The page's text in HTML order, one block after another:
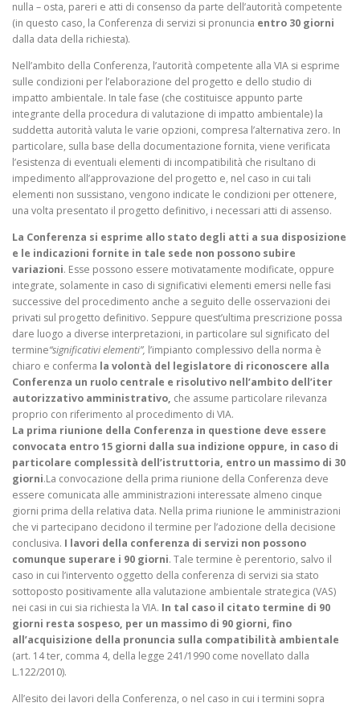
nulla – osta, pareri e atti di consenso da parte dell’autorità competente
(in questo caso, la Conferenza di servizi si pronuncia entro 30 giorni
dalla data della richiesta).
Nell’ambito della Conferenza, l’autorità competente alla VIA si esprime
sulle condizioni per l’elaborazione del progetto e dello studio di
impatto ambientale. In tale fase (che costituisce appunto parte
integrante della procedura di valutazione di impatto ambientale) la
suddetta autorità valuta le varie opzioni, compresa l’alternativa zero. In
particolare, sulla base della documentazione fornita, viene verificata
l’esistenza di eventuali elementi di incompatibilità che risultano di
impedimento all’approvazione del progetto e, nel caso in cui tali
elementi non sussistano, vengono indicate le condizioni per ottenere,
una volta presentato il progetto definitivo, i necessari atti di assenso.
La Conferenza si esprime allo stato degli atti a sua disposizione
e le indicazioni fornite in tale sede non possono subire
variazioni. Esse possono essere motivatamente modificate, oppure
integrate, solamente in caso di significativi elementi emersi nelle fasi
successive del procedimento anche a seguito delle osservazioni dei
privati sul progetto definitivo. Seppure quest’ultima prescrizione possa
dare luogo a diverse interpretazioni, in particolare sul significato del
termine“significativi elementi”, l’impianto complessivo della norma è
chiaro e conferma la volontà del legislatore di riconoscere alla
Conferenza un ruolo centrale e risolutivo nell’ambito dell’iter
autorizzativo amministrativo, che assume particolare rilevanza
proprio con riferimento al procedimento di VIA.
La prima riunione della Conferenza in questione deve essere
convocata entro 15 giorni dalla sua indizione oppure, in caso di
particolare complessità dell’istruttoria, entro un massimo di 30
giorni.La convocazione della prima riunione della Conferenza deve
essere comunicata alle amministrazioni interessate almeno cinque
giorni prima della relativa data. Nella prima riunione le amministrazioni
che vi partecipano decidono il termine per l’adozione della decisione
conclusiva. I lavori della conferenza di servizi non possono
comunque superare i 90 giorni. Tale termine è perentorio, salvo il
caso in cui l’intervento oggetto della conferenza di servizi sia stato
sottoposto positivamente alla valutazione ambientale strategica (VAS)
nei casi in cui sia richiesta la VIA. In tal caso il citato termine di 90
giorni resta sospeso, per un massimo di 90 giorni, fino
all’acquisizione della pronuncia sulla compatibilità ambientale
(art. 14 ter, comma 4, della legge 241/1990 come novellato dalla
L.122/2010).
All’esito dei lavori della Conferenza, o nel caso in cui i termini sopra